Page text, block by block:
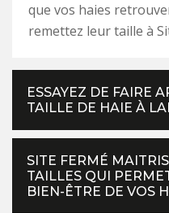
que vos haies
remettez leur taille à
ESSAYEZ DE FAIRE
TAILLE DE HAIE À
SITE FERMÉ
TAILLES QUI
BIEN-ÊTRE DE VOS